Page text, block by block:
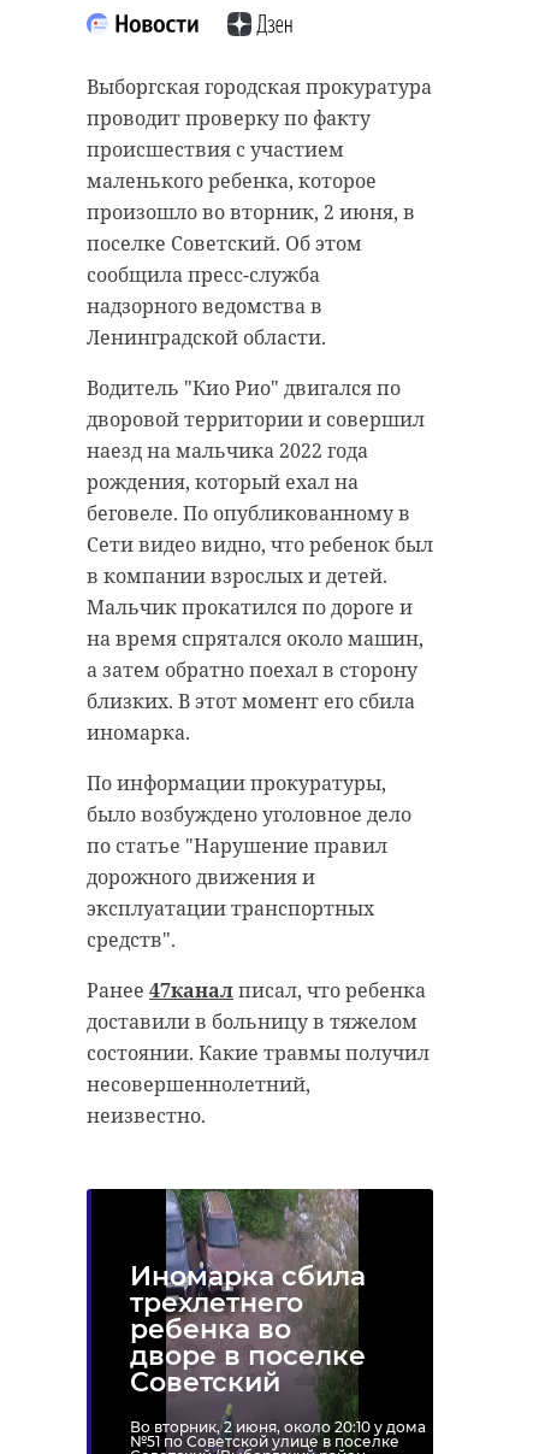
Выборгская городская прокуратура
проводит проверку по факту
происшествия с участием
маленького ребенка, которое
произошло во вторник, 2 июня, в
поселке Советский. Об этом
сообщила пресс-служба
надзорного ведомства в
Ленинградской области.
Водитель "Кио Рио" двигался по
дворовой территории и совершил
наезд на мальчика 2022 года
рождения, который ехал на
беговеле. По опубликованному в
Сети видео видно, что ребенок был
в компании взрослых и детей.
Мальчик прокатился по дороге и
на время спрятался около машин,
а затем обратно поехал в сторону
близких. В этот момент его сбила
иномарка.
По информации прокуратуры,
было возбуждено уголовное дело
по статье "Нарушение правил
дорожного движения и
эксплуатации транспортных
средств".
Ранее 47каналписал, что ребенка
доставили в больницу в тяжелом
состоянии. Какие травмы получил
несовершеннолетний,
неизвестно.
Иномарка сбила
трехлетнего
ребенка во
дворе в поселке
Советский
Во вторник, 2 июня, около 20:10 у дома
№51 по Советской улице в поселке